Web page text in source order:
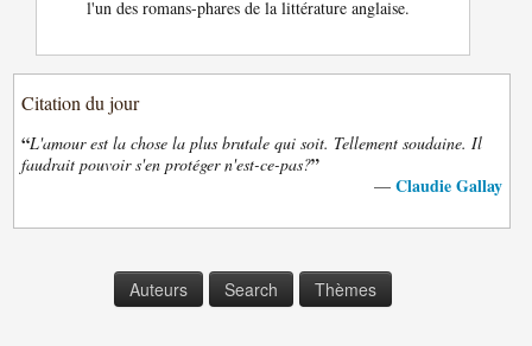
l'un des romans-phares de la littérature anglaise.
Citation du jour
“L'amour est la chose la plus brutale qui soit. Tellement soudaine. Il
faudrait pouvoir s'en protéger n'est-ce-pas?”
— Claudie Gallay
Auteurs Search Thèmes